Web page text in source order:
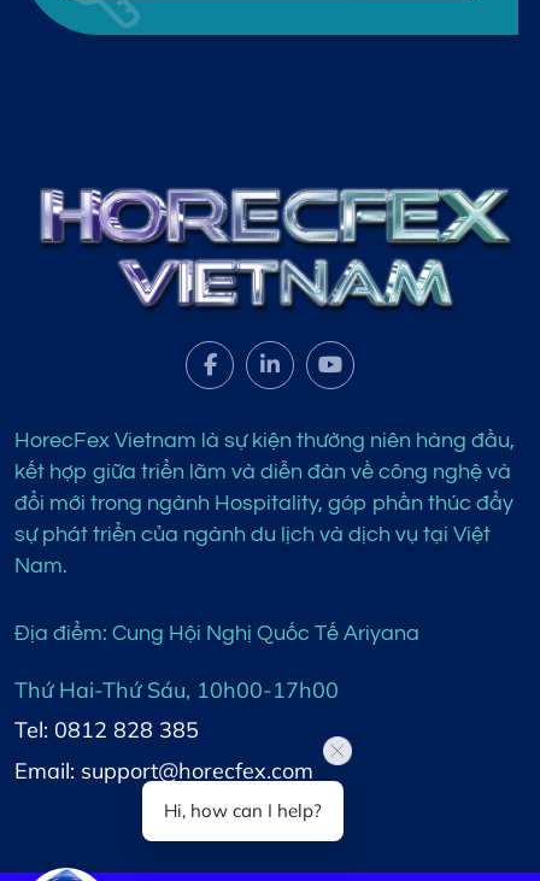
HorecFex Vietnam là sự kiện thường niên hàng đầu,
kết hợp giữa triển lãm và diễn đàn về công nghệ và
đổi mới trong ngành Hospitality, góp phần thúc đẩy
sự phát triển của ngành du lịch và dịch vụ tại Việt
Nam.
Địa điểm: Cung Hội Nghị Quốc Tế Ariyana
Thứ Hai-Thứ Sáu, 10h00-17h00
Tel: 0812 828 385
Email: support@horecfex.com
Hi, how can I help?